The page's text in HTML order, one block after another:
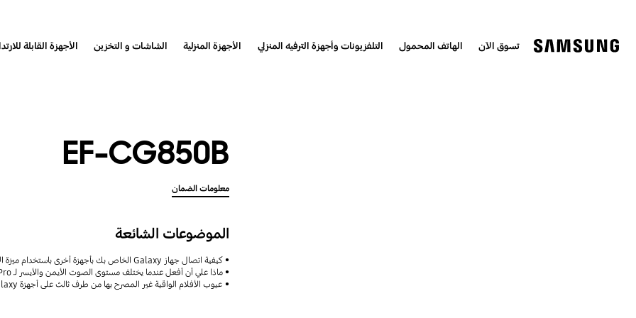
تسوق الآن الهاتف المحمول التلفزيونات وأجهزة الترفيه المنزلي الأجهزة المنزلية الشاشات و التخزين الأجهزة القابلة
EF-CG850B
معلومات الضمان
الموضوعات الشائعة
كيفية اتصال جهاز Galaxy الخاص بك بأجهزة أخرى باستخدام ميزة الأجهزة المتصلة مع دعم Samsung
ماذا علي أن أفعل عندما يختلف مستوى الصوت الأيمن والأيسر لـ Buds Pro؟
عيوب الأفلام الواقية غير المصرح بها من طرف ثالث على أجهزة Galaxy